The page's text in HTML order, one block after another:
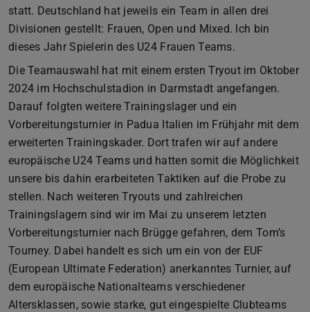
statt. Deutschland hat jeweils ein Team in allen drei
Divisionen gestellt: Frauen, Open und Mixed. Ich bin
dieses Jahr Spielerin des U24 Frauen Teams.
Die Teamauswahl hat mit einem ersten Tryout im Oktober
2024 im Hochschulstadion in Darmstadt angefangen.
Darauf folgten weitere Trainingslager und ein
Vorbereitungsturnier in Padua Italien im Frühjahr mit dem
erweiterten Trainingskader. Dort trafen wir auf andere
europäische U24 Teams und hatten somit die Möglichkeit
unsere bis dahin erarbeiteten Taktiken auf die Probe zu
stellen. Nach weiteren Tryouts und zahlreichen
Trainingslagern sind wir im Mai zu unserem letzten
Vorbereitungsturnier nach Brügge gefahren, dem Tom’s
Tourney. Dabei handelt es sich um ein von der EUF
(European Ultimate Federation) anerkanntes Turnier, auf
dem europäische Nationalteams verschiedener
Altersklassen, sowie starke, gut eingespielte Clubteams